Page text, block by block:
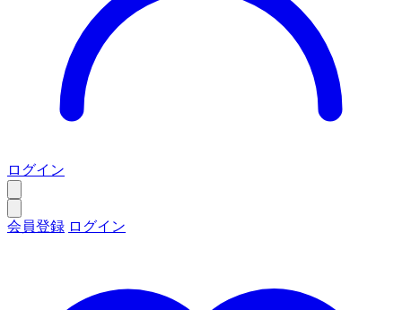
ログイン
会員登録 ログイン